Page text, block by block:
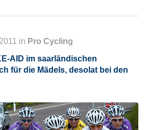
in Pro Cycling
AID im saarländischen
für die Mädels, desolat bei den